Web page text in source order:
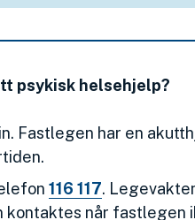
psykisk helsehjelp?
Fastlegen har en
116 117.
kontaktes når fastlegen